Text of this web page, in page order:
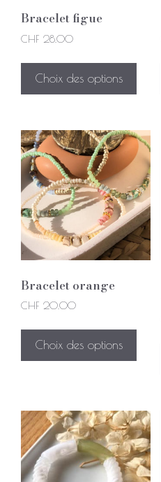
Bracelet figue
CHF 28.00
Choix des options
Bracelet orange
CHF 20.00
Choix des options